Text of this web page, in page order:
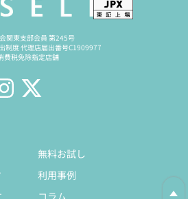
関東支部会員 第245号
制度 代理店届出番号C1909977
費税免除指定店舗
無料お試し
利用事例